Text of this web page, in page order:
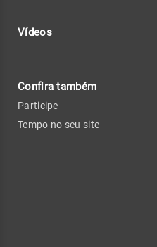
Vídeos
Confira também
Participe
Tempo no seu site